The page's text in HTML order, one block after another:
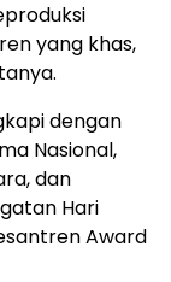
yang khas,
dengan
Nasional,
dan
Hari
Award